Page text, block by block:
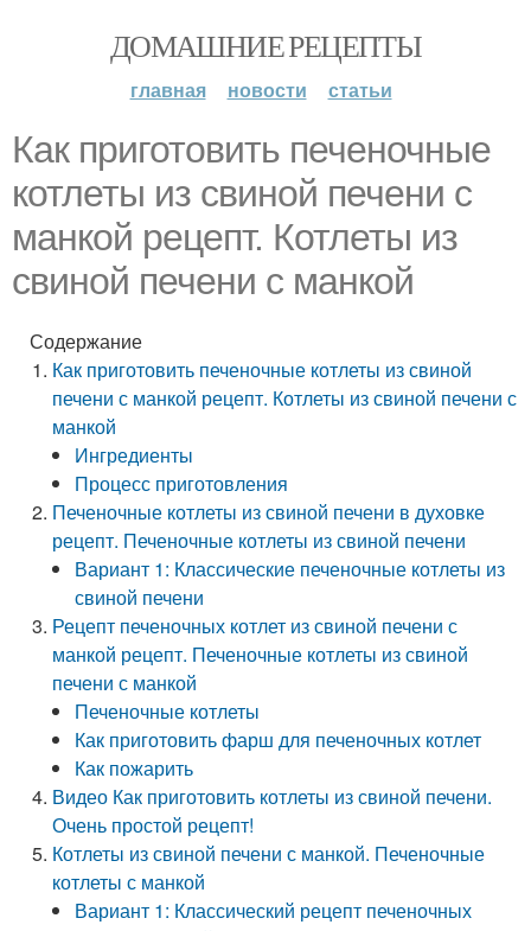
ДОМАШНИЕ РЕЦЕПТЫ
главная новости статьи
Как приготовить печеночные
котлеты из свиной печени с
манкой рецепт. Котлеты из
свиной печени с манкой
Содержание
Как приготовить печеночные котлеты из свиной
печени с манкой рецепт. Котлеты из свиной печени с
манкой
Ингредиенты
Процесс приготовления
Печеночные котлеты из свиной печени в духовке
рецепт. Печеночные котлеты из свиной печени
Вариант 1: Классические печеночные котлеты из
свиной печени
Рецепт печеночных котлет из свиной печени с
манкой рецепт. Печеночные котлеты из свиной
печени с манкой
Печеночные котлеты
Как приготовить фарш для печеночных котлет
Как пожарить
Видео Как приготовить котлеты из свиной печени.
Очень простой рецепт!
Котлеты из свиной печени с манкой. Печеночные
котлеты с манкой
Вариант 1: Классический рецепт печеночных